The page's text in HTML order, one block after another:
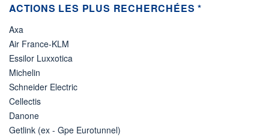
ÉLIGIBILITÉ
Non éligible
Boursobank
ACTIONS LES PLUS RECHERCHÉES *
Axa
Air France-KLM
Essilor Luxxotica
Michelin
Schneider Electric
Cellectis
Danone
Getlink (ex - Gpe Eurotunnel)